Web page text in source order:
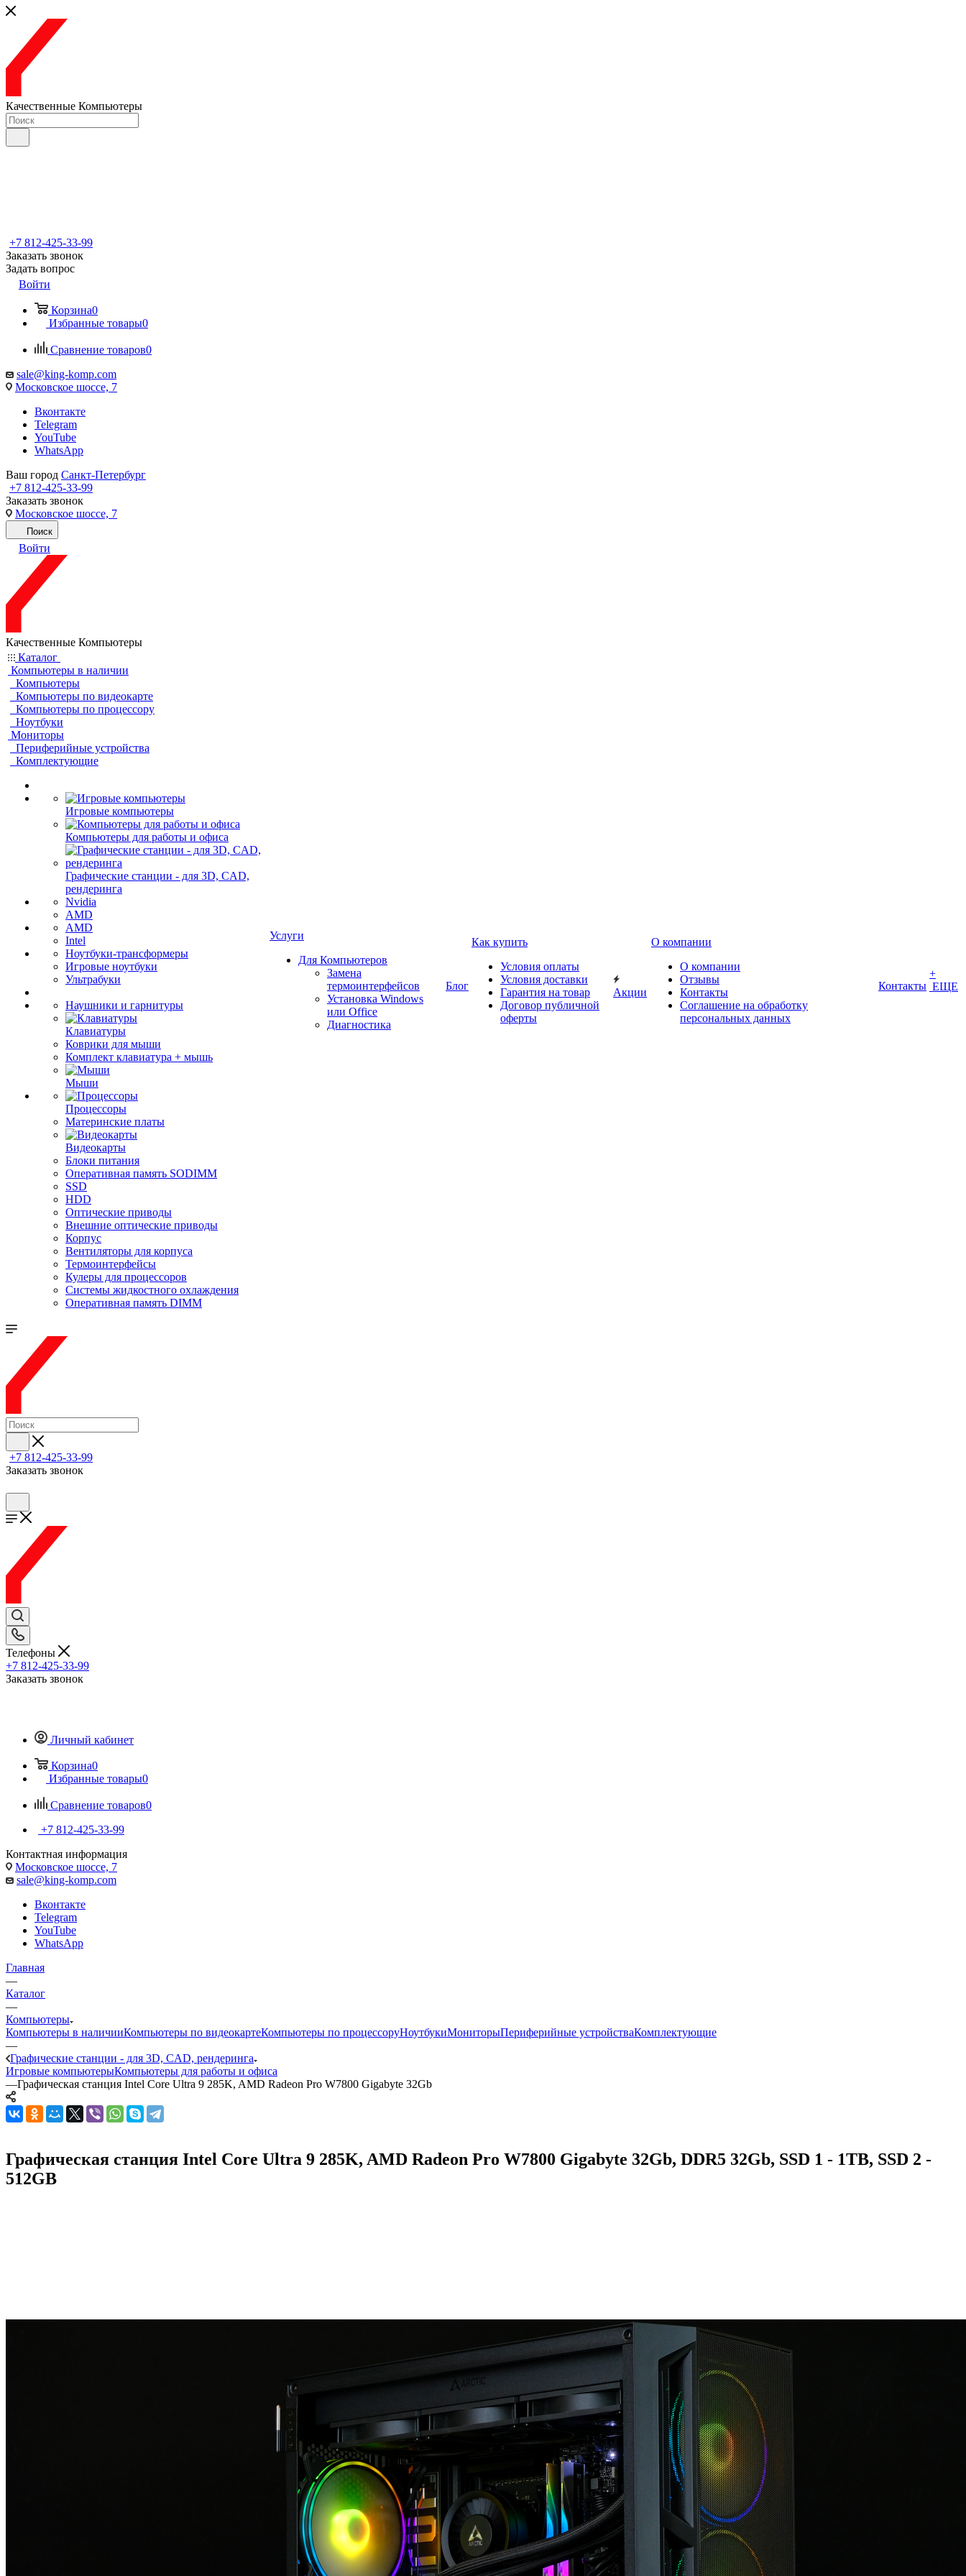
Качественные Компьютеры
+7 812-425-33-99
Заказать звонок
Задать вопрос
Войти
Корзина0
Избранные товары0
Сравнение товаров0
sale@king-komp.com
Московское шоссе, 7
Вконтакте
Telegram
YouTube
WhatsApp
Ваш город Санкт-Петербург
+7 812-425-33-99
Заказать звонок
Московское шоссе, 7
Поиск
Войти
Качественные Компьютеры
Каталог
Компьютеры в наличии
Компьютеры
Компьютеры по видеокарте
Компьютеры по процессору
Ноутбуки
Мониторы
Периферийные устройства
Комплектующие
Игровые компьютеры
Компьютеры для работы и офиса
Графические станции - для 3D, CAD,
рендеринга
Nvidia
AMD
AMD
Intel
Ноутбуки-трансформеры
Игровые ноутбуки
Ультрабуки
Наушники и гарнитуры
Клавиатуры
Коврики для мыши
Комплект клавиатура + мышь
Мыши
Процессоры
Материнские платы
Видеокарты
Блоки питания
Оперативная память SODIMM
SSD
HDD
Оптические приводы
Внешние оптические приводы
Корпус
Вентиляторы для корпуса
Термоинтерфейсы
Кулеры для процессоров
Системы жидкостного охлаждения
Оперативная память DIMM
Услуги
Для Компьютеров
Замена
термоинтерфейсов
Установка Windows
или Office
Диагностика
Блог
Как купить
Условия оплаты
Условия доставки
Гарантия на товар
Договор публичной
оферты
Акции
О компании
О компании
Отзывы
Контакты
Соглашение на обработку
персональных данных
Контакты
+
ЕЩЕ
+7 812-425-33-99
Заказать звонок
Телефоны
+7 812-425-33-99
Заказать звонок
Личный кабинет
Корзина0
Избранные товары0
Сравнение товаров0
+7 812-425-33-99
Контактная информация
Московское шоссе, 7
sale@king-komp.com
Вконтакте
Telegram
YouTube
WhatsApp
Главная
—
Каталог
—
Компьютеры
Компьютеры в наличииКомпьютеры по видеокартеКомпьютеры по процессоруНоутбукиМониторыПериферийные устройстваКомплектующие
—
Графические станции - для 3D, CAD, рендеринга
Игровые компьютерыКомпьютеры для работы и офиса
—Графическая станция Intel Core Ultra 9 285K, AMD Radeon Pro W7800 Gigabyte 32Gb
Графическая станция Intel Core Ultra 9 285K, AMD Radeon Pro W7800 Gigabyte 32Gb, DDR5 32Gb, SSD 1 - 1TB, SSD 2 -
512GB